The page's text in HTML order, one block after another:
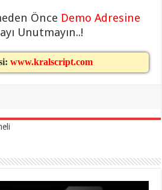
Önce Demo Adresine
Unutmayın..!
www.kralscript.com